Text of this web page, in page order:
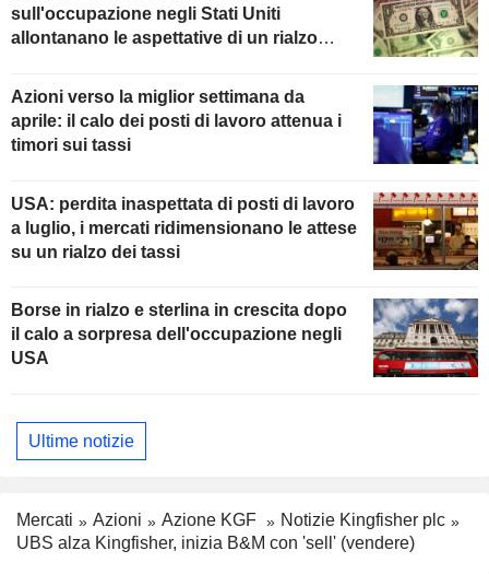
sull'occupazione negli Stati Uniti
allontanano le aspettative di un rialzo
Azioni verso la miglior settimana da
aprile: il calo dei posti di lavoro attenua i
timori sui tassi
USA: perdita inaspettata di posti di lavoro
a luglio, i mercati ridimensionano le attese
su un rialzo dei tassi
Borse in rialzo e sterlina in crescita dopo
il calo a sorpresa dell'occupazione negli
USA
Ultime notizie
Mercati Azioni Azione KGF
Notizie Kingfisher plc
UBS alza Kingfisher, inizia B&M con 'sell' (vendere)